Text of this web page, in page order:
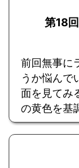
第18
前回無事に
うか悩んで
面を見てみ
の黄色を基